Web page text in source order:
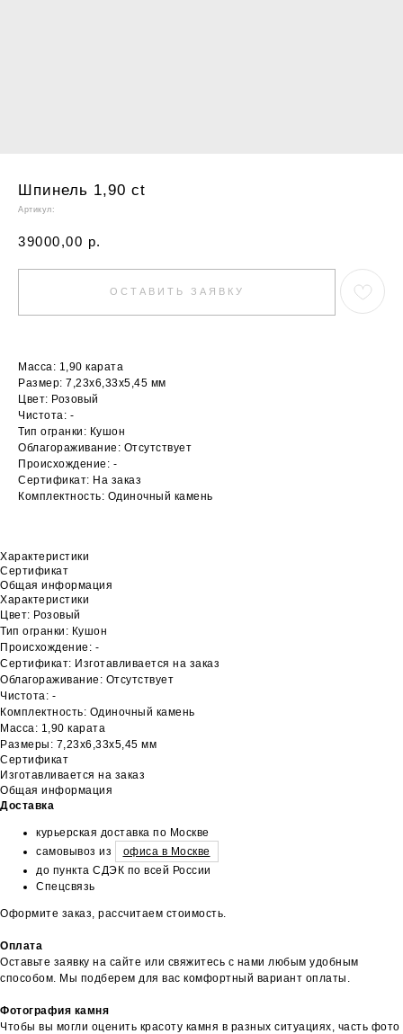
Шпинель 1,90 ct
Артикул:
39000,00 р.
ОСТАВИТЬ ЗАЯВКУ
Масса: 1,90 карата
Размер: 7,23х6,33х5,45 мм
Цвет: Розовый
Чистота: -
Тип огранки: Кушон
Облагораживание: Отсутствует
Происхождение: -
Сертификат: На заказ
Комплектность: Одиночный камень
Характеристики
Сертификат
Общая информация
Характеристики
Цвет: Розовый
Тип огранки: Кушон
Происхождение: -
Сертификат: Изготавливается на заказ
Облагораживание: Отсутствует
Чистота: -
Комплектность: Одиночный камень
Масса: 1,90 карата
Размеры: 7,23х6,33х5,45 мм
Сертификат
Изготавливается на заказ
Общая информация
Доставка
курьерская доставка по Москве
самовывоз из
офиса в Москве
до пункта СДЭК по всей России
Спецсвязь
Оформите заказ, рассчитаем стоимость.
Оплата
Оставьте заявку на сайте или свяжитесь с нами любым удобным
способом. Мы подберем для вас комфортный вариант оплаты.
Фотография камня
Чтобы вы могли оценить красоту камня в разных ситуациях, часть фото